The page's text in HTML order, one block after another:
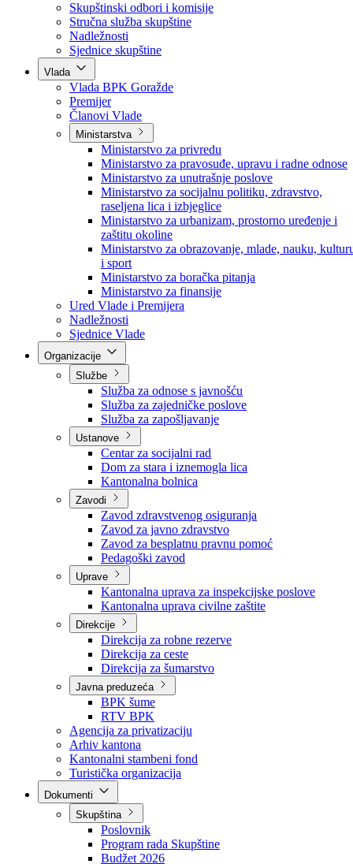
Poslanici po strankama
Poslanici po klubovima naroda
Kolegij skupštine
Skupštinski odbori i komisije
Stručna služba skupštine
Nadležnosti
Sjednice skupštine
Vlada
Vlada BPK Goražde
Premijer
Članovi Vlade
Ministarstva
Ministarstvo za privredu
Ministarstvo za pravosuđe, upravu i radne odnose
Ministarstvo za unutrašnje poslove
Ministarstvo za socijalnu politiku, zdravstvo,
raseljena lica i izbjeglice
Ministarstvo za urbanizam, prostorno uređenje i
zaštitu okoline
Ministarstvo za obrazovanje, mlade, nauku,
i sport
Ministarstvo za boračka pitanja
Ministarstvo za finansije
Ured Vlade i Premijera
Nadležnosti
Sjednice Vlade
Službe
Služba za odnose s javnošću
Služba za zajedničke poslove
Služba za zapošljavanje
Ustanove
Centar za socijalni rad
Dom za stara i iznemogla lica
Kantonalna bolnica
Zavodi
Zavod zdravstvenog osiguranja
Zavod za javno zdravstvo
Zavod za besplatnu pravnu pomoć
Pedagoški zavod
Uprave
Kantonalna uprava za inspekcijske poslove
Kantonalna uprava civilne zaštite
Direkcije
Direkcija za robne rezerve
Direkcija za ceste
Direkcija za šumarstvo
Javna preduzeća
BPK šume
RTV BPK
Agencija za privatizaciju
Arhiv kantona
Kantonalni stambeni fond
Turistička organizacija
Skupština